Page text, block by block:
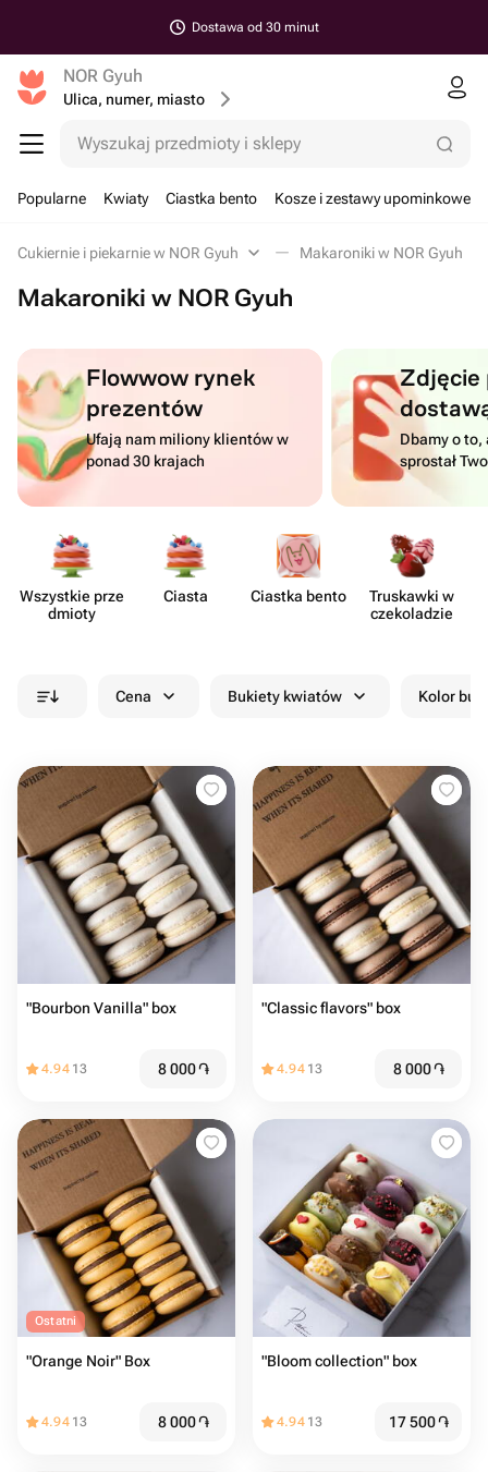
Dostawa od 30 minut
NOR Gyuh
Ulica, numer, miasto
Wyszukaj przedmioty i sklepy
Popularne Kwiaty Ciastka bento Kosze i zestawy upominkowe
Cukiernie i piekarnie w NOR Gyuh Makaroniki w NOR Gyuh
Makaroniki w NOR Gyuh
Flowwow rynek
prezentów
Ufają nam miliony klientów w
ponad 30 krajach
Dbamy o to,
sprostał
Wszystkie prze​
dmioty
Ciasta Ciastka bento
Truskawki w
czeko​ladzie
Cena Bukiety kwiatów Kolor
"Bourbon Vanilla" box
4.94 13 8 000֏
"Classic flavors" box
4.94 13 8 000֏
Ostatni
"Orange Noir" Box
4.94 13 8 000֏
"Bloom collection" box
4.94 13 17 500֏